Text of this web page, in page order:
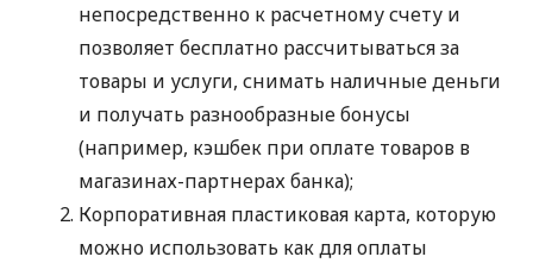
непосредственно к расчетному счету и
позволяет бесплатно рассчитываться за
товары и услуги, снимать наличные деньги
и получать разнообразные бонусы
(например, кэшбек при оплате товаров в
магазинах-партнерах банка);
Корпоративная пластиковая карта, которую
можно использовать как для оплаты